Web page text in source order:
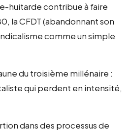
huitarde contribue à faire
la CFDT (abandonnant son
comme un simple
du troisième millénaire :
qui perdent en intensité,
dans des processus de